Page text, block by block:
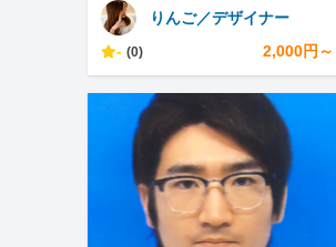
りんご／デザイナー
- (0) 2,000円～